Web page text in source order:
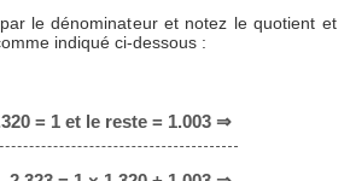
le dénominateur et notez le quotient et
indiqué ci-dessous :
= 1 et le reste = 1.003 ⇒